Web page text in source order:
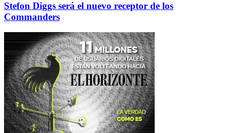
Stefon Diggs será el nuevo receptor de los
Commanders